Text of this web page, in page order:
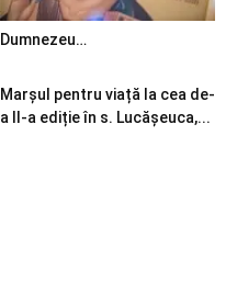
Dumnezeu…
Marșul pentru viață la cea de-
a II-a ediție în s. Lucășeuca,...